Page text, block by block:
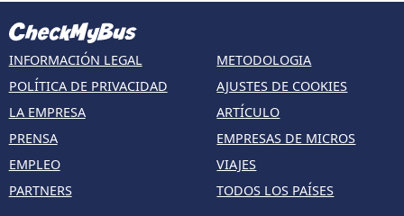
INFORMACIÓN LEGAL
POLÍTICA DE PRIVACIDAD
LA EMPRESA
PRENSA
EMPLEO
PARTNERS
METODOLOGIA
AJUSTES DE COOKIES
ARTÍCULO
EMPRESAS DE MICROS
VIAJES
TODOS LOS PAÍSES